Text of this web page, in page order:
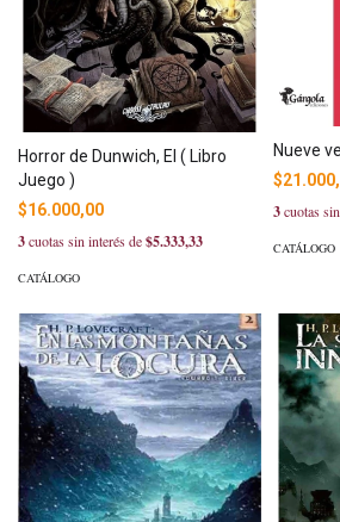
Horror de Dunwich, El ( Libro
Juego )
$16.000,00
3cuotas sin interés de$5.333,33
CATÁLOGO
Nueve
3cuotas
CATÁLOGO